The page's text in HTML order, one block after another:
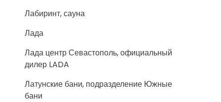
Лабиринт, сауна
Лада
Лада центр Севастополь, официальный
дилер LADA
Латунские бани, подразделение Южные
бани